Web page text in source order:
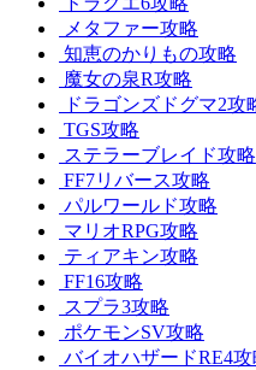
メタファー攻略
知恵のかりもの攻略
魔女の泉R攻略
ドラゴンズドグマ2攻
TGS攻略
ステラーブレイド攻略
FF7リバース攻略
パルワールド攻略
マリオRPG攻略
ティアキン攻略
FF16攻略
スプラ3攻略
ポケモンSV攻略
バイオハザードRE4攻